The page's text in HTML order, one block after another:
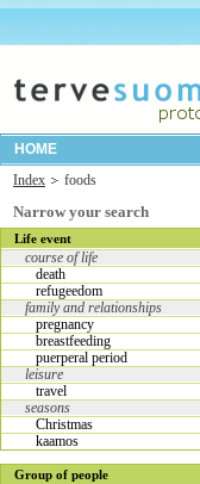
HOME
Index
foods
Narrow your search
Life event
course of life
death
refugeedom
family and relationships
pregnancy
breastfeeding
puerperal period
leisure
travel
seasons
Christmas
kaamos
Group of people